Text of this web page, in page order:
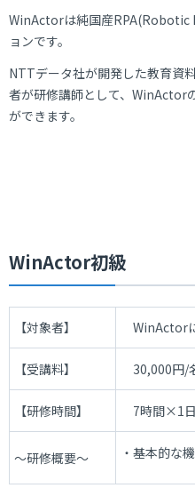
WinActorは純国産
ョンです。
NTTデータ社が開発した教育資料
者が研修講師として、 WinActor
ができます。
WinActor初級
【対象者】 WinActor
【受講料】 30,000円/
【研修時間】 7時間×1日
～研修概要～ ・基本的な